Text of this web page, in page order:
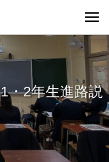
・2年生進路説